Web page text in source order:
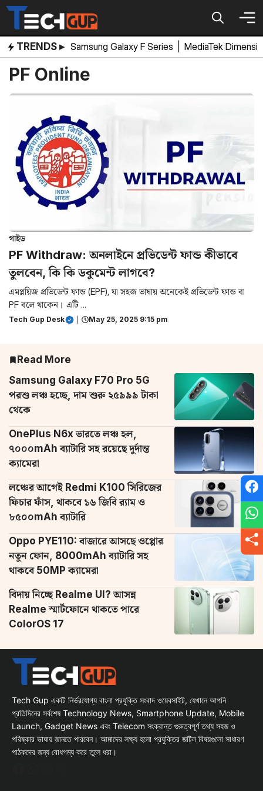
Skip
content
TRENDS ▸ Samsung Galaxy F Series MediaTek
PF Online
গাইড
PF Withdraw: অনলাইনে প্রভিডেন্ট ফান্ড কীভাবে
তুলবেন, কি কি ডকুমেন্ট‌ লাগবে?
এমপ্লয়িজ প্রভিডেন্ট ফান্ড (EPF), যা সহজ ভাষায় অনেকেই প্রভিডেন্ট ফান্ড বা
PF বলে থাকেন। এটি ...
Tech Gup Desk May 25, 2025 9:15 pm
Read More
Samsung Galaxy F70 Pro 5G
পরশু লঞ্চ হচ্ছে, দাম শুরু ২৫৯৯৯ টাকা
থেকে
OnePlus N6x ভারতে লঞ্চ হল,
৭০০০mAh ব্যাটারি সহ রয়েছে দুর্দান্ত
ক্যামেরা
লঞ্চের আগেই Redmi K100 সিরিজের
ফিচার ফাঁস, থাকবে ১৬ জিবি র‌্যাম ও
৮৫০০mAh ব্যাটারি
Oppo PYE110: বাজারে আসছে ওপ্পোর
নতুন ফোন, 8000mAh ব্যাটারি সহ
থাকবে 50MP ক্যামেরা
বিদায় নিচ্ছে Realme UI? আসন্ন
Realme স্মার্টফোনে থাকতে পারে
ColorOS 17
Tech Gup একটি নির্ভরযোগ্য বাংলা প্রযুক্তি সংবাদ ওয়েবসাইট, যেখানে আপনি
প্রতিদিনের সর্বশেষ Technology News, Smartphone Update, Mobile
Launch, Gadget News এবং Telecom সংক্রান্ত গুরুত্বপূর্ণ তথ্য সহজ ও
পরিষ্কার ভাষায় জানতে পারবেন। আমাদের লক্ষ্য হলো প্রযুক্তির জটিল বিষয়গুলো সাধারণ
পাঠকদের জন্য বোধগম্য করে তুলে ধরা।